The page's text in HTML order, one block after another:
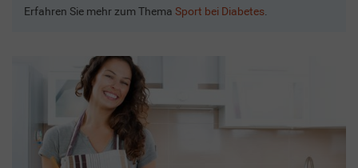
Erfahren Sie mehr zum Thema Sport bei Diabetes